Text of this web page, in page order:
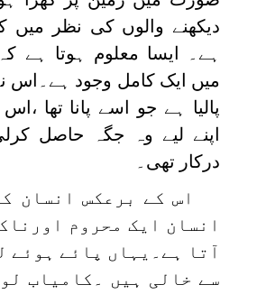
دیکھنے والوں کی نظر میں
ہے۔ ایسا معلوم ہوتا ہے
میں ایک کامل وجود
پالیا ہے جو اسے پانا تھا
اپنے لیے وہ جگہ حاصل
درکار تھی۔
اس کے برعکس انسان
انسان ایک محروم
آتا ہے۔یہاں پائے ہوئے
سے خالی ہیں ۔کامیاب